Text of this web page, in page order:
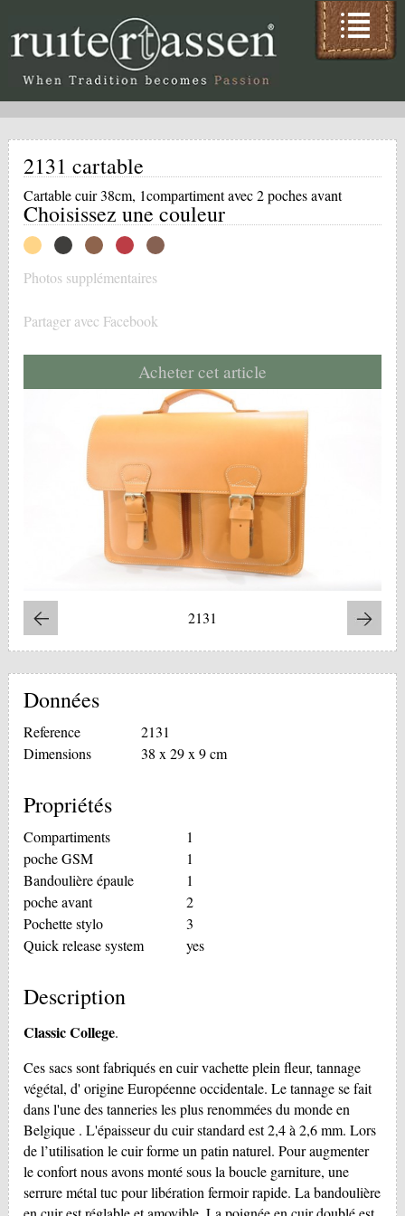
2131 cartable
Cartable cuir 38cm, 1compartiment avec 2 poches avant
Choisissez une couleur
Photos supplémentaires
Partager avec Facebook
Acheter cet article
2131
Données
Reference
2131
Dimensions
38 x 29 x 9 cm
Propriétés
Compartiments
1
poche GSM
1
Bandoulière épaule
1
poche avant
2
Pochette stylo
3
Quick release system
yes
Description
Classic College.
Ces sacs sont fabriqués en cuir vachette plein fleur, tannage
végétal, d' origine Européenne occidentale. Le tannage se fait
dans l'une des tanneries les plus renommées du monde en
Belgique . L'épaisseur du cuir standard est 2,4 à 2,6 mm. Lors
de l’utilisation le cuir forme un patin naturel. Pour augmenter
le confort nous avons monté sous la boucle garniture, une
serrure métal tuc pour libération fermoir rapide. La bandoulière